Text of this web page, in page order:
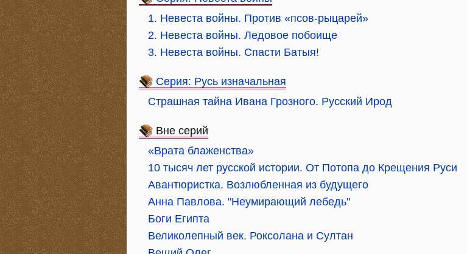
1. Невеста войны. Против «псов-рыцарей»
2. Невеста войны. Ледовое побоище
3. Невеста войны. Спасти Батыя!
Серия: Русь изначальная
Страшная тайна Ивана Грозного. Русский Ирод
Вне серий
«Врата блаженства»
10 тысяч лет русской истории. От Потопа до Крещения Руси
Авантюристка. Возлюбленная из будущего
Анна Павлова. "Неумирающий лебедь"
Боги Египта
Великолепный век. Роксолана и Султан